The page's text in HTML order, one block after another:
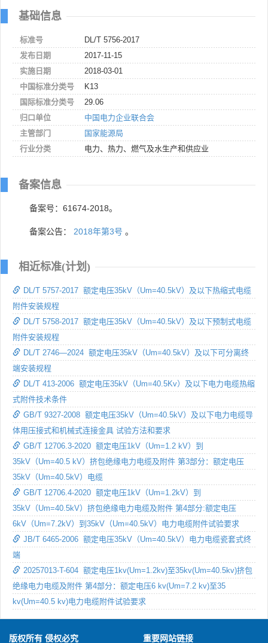
基础信息
标准号
DL/T 5756-2017
发布日期
2017-11-15
实施日期
2018-03-01
中国标准分类号
K13
国际标准分类号
29.06
归口单位
中国电力企业联合会
主管部门
国家能源局
行业分类
电力、热力、燃气及水生产和供应业
备案信息
备案号：61674-2018。
备案公告： 2018年第3号 。
相近标准(计划)
DL/T 5757-2017 额定电压35kV（Um=40.5kV）及以下热缩式电缆
附件安装规程
DL/T 5758-2017 额定电压35kV（Um=40.5kV）及以下预制式电缆
附件安装规程
DL/T 2746—2024 额定电压35kV（Um=40.5kV）及以下可分离终
端安装规程
DL/T 413-2006 额定电压35kV（Um=40.5Kv）及以下电力电缆热缩
式附件技术条件
GB/T 9327-2008 额定电压35kV（Um=40.5kV）及以下电力电缆导
体用压接式和机械式连接金具 试验方法和要求
GB/T 12706.3-2020 额定电压1kV（Um=1.2 kV）到
35kV（Um=40.5 kV）挤包绝缘电力电缆及附件 第3部分：额定电压
35kV（Um=40.5kV）电缆
GB/T 12706.4-2020 额定电压1kV（Um=1.2kV）到
35kV（Um=40.5kV）挤包绝缘电力电缆及附件 第4部分:额定电压
6kV（Um=7.2kV）到35kV（Um=40.5kV）电力电缆附件试验要求
JB/T 6465-2006 额定电压35kV（Um=40.5kV）电力电缆瓷套式终
端
20257013-T-604 额定电压1kv(Um=1.2kv)至35kv(Um=40.5kv)挤包
绝缘电力电缆及附件 第4部分：额定电压6 kv(Um=7.2 kv)至35
kv(Um=40.5 kv)电力电缆附件试验要求
版权所有 侵权必究 重要网站链接